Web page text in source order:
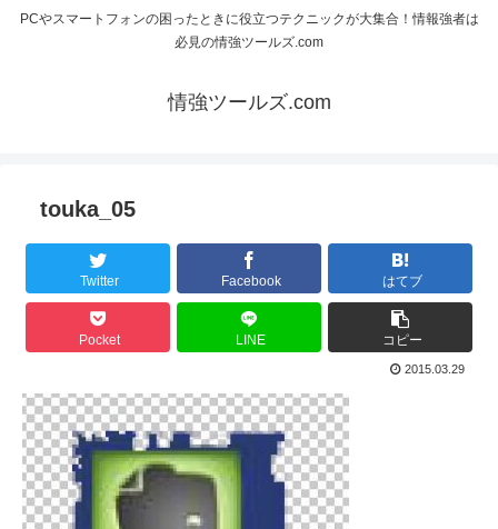
PCやスマートフォンの困ったときに役立つテクニックが大集合！情報強者は
必見の情強ツールズ.com
情強ツールズ.com
touka_05
Twitter Facebook はてブ
Pocket LINE コピー
2015.03.29